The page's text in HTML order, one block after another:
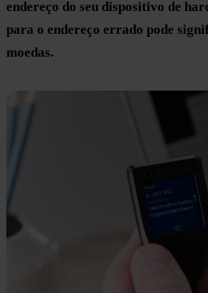
endereço do seu dispositivo de
para o endereço errado pode
moedas.